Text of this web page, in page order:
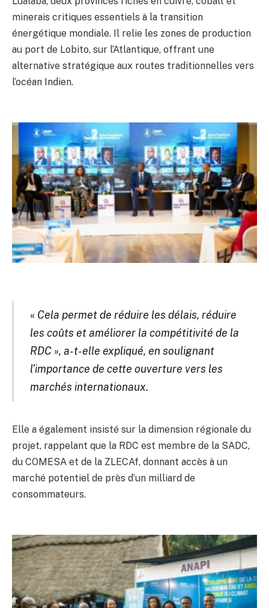
minerais critiques essentiels à la transition
énergétique mondiale. Il relie les zones de production
au port de Lobito, sur l’Atlantique, offrant une
alternative stratégique aux routes traditionnelles vers
l’océan Indien.
« Cela permet de réduire les délais, réduire
les coûts et améliorer la compétitivité de la
RDC », a-t-elle expliqué, en soulignant
l’importance de cette ouverture vers les
marchés internationaux.
Elle a également insisté sur la dimension régionale du
projet, rappelant que la RDC est membre de la SADC,
du COMESA et de la ZLECAf, donnant accès à un
marché potentiel de près d’un milliard de
consommateurs.